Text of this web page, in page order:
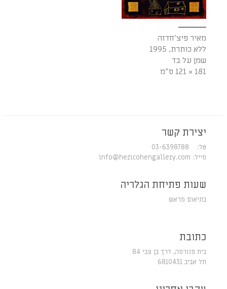
מאיר פיצ'חדזה
ללא כותרת, 1995
שמן על בד
181 × 121 ס"מ
יצירת קשר
טל: 03-6398788
מייל: info@hezicohengallery.com
שעות פתיחת הגלריה
בתיאום מראש
כתובת
בית פנורמה, דרך בן צבי 84
תל אביב 6810431